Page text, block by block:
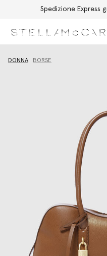
Spedizione Express
DONNA BORSE